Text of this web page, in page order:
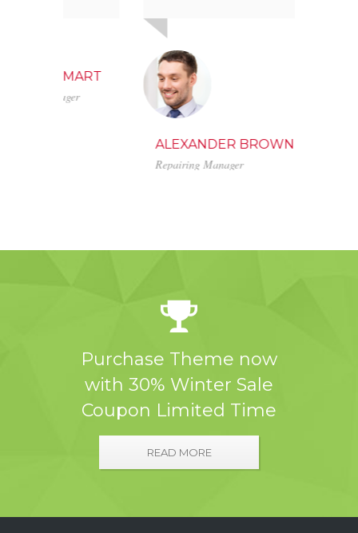
ALEXANDER BROWN
Repairing Manager
Purchase Theme now
with 30% Winter Sale
Coupon Limited Time
READ MORE